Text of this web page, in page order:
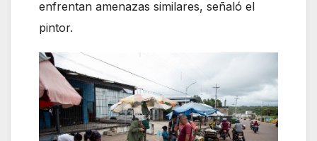
enfrentan amenazas similares, señaló el
pintor.